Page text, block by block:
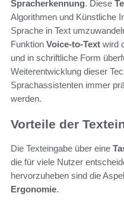
Spracherkennung. Diese
Algorithmen und Künstliche
Sprache in Text
Funktion Voice-to-Text wird
und in schriftliche Form
Weiterentwicklung dieser
Sprachassistenten immer
werden.
Vorteile der
Die Texteingabe über eine
die für viele Nutzer
hervorzuheben sind die
Ergonomie.